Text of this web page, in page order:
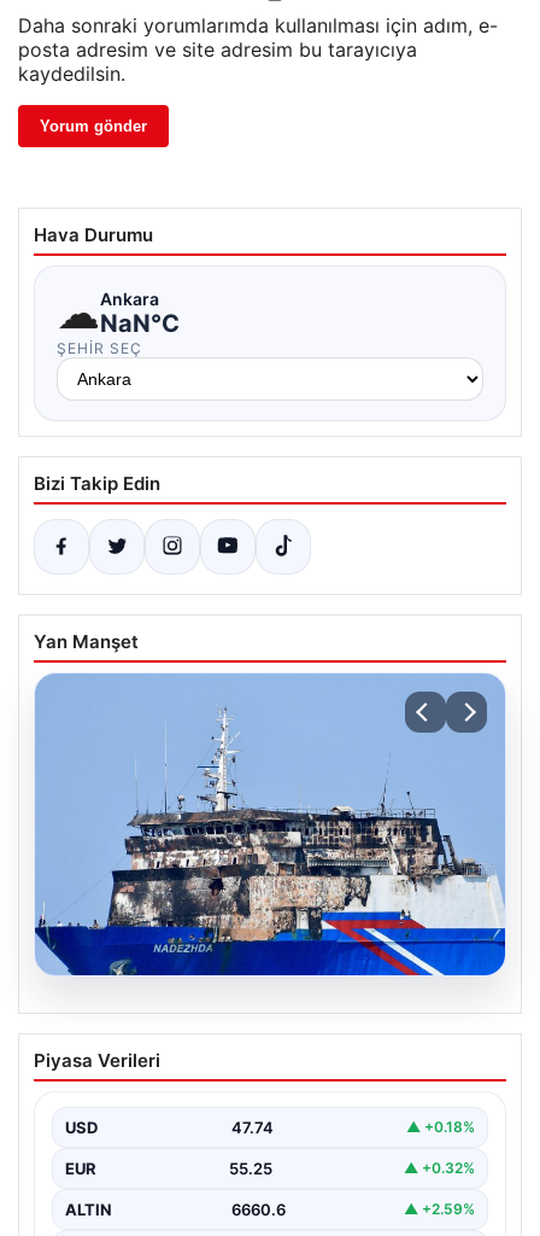
Daha sonraki yorumlarımda kullanılması için adım, e-
posta adresim ve site adresim bu tarayıcıya
kaydedilsin.
Hava Durumu
☁Ankara
NaN°C
ŞEHIR SEÇ
Bizi Takip Edin
Yan Manşet
Karadeniz’de vurulan gemiden ilk
görüntü. Türkiye’ye ulaştı, saldırının
{ “title”: “Karadeniz’de vurulan gemiden ilk detaylar ve
Piyasa Verileri
USD 47.74 ▲ +0.18%
EUR 55.25 ▲ +0.32%
ALTIN 6660.6 ▲ +2.59%